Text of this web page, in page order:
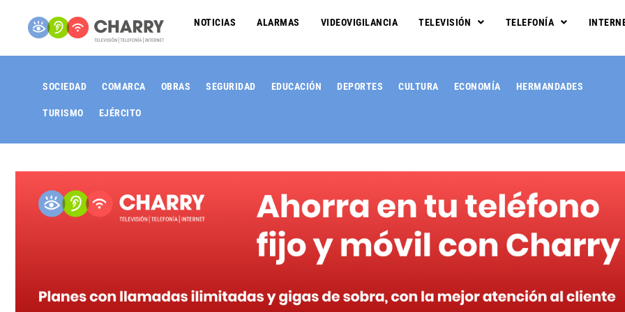
NOTICIAS ALARMAS VIDEOVIGILANCIA TELEVISIÓN TELEFONÍA
SOCIEDAD COMARCA OBRAS SEGURIDAD EDUCACIÓN DEPORTES CULTURA ECONOMÍA HERMANDADES
TURISMO EJÉRCITO